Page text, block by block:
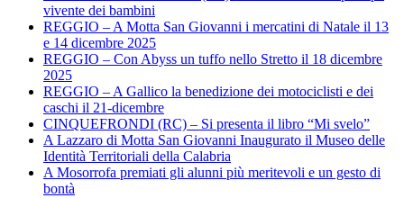
vivente dei bambini
REGGIO – A Motta San Giovanni i mercatini di Natale il 13
e 14 dicembre 2025
REGGIO – Con Abyss un tuffo nello Stretto il 18 dicembre
2025
REGGIO – A Gallico la benedizione dei motociclisti e dei
caschi il 21-dicembre
CINQUEFRONDI (RC) – Si presenta il libro “Mi svelo”
A Lazzaro di Motta San Giovanni Inaugurato il Museo delle
Identità Territoriali della Calabria
A Mosorrofa premiati gli alunni più meritevoli e un gesto di
bontà